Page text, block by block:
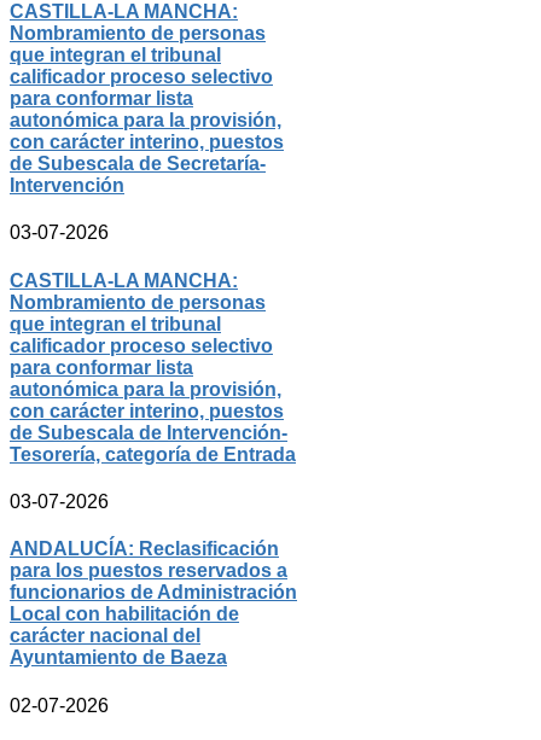
CASTILLA-LA MANCHA:
Nombramiento de personas
que integran el tribunal
calificador proceso selectivo
para conformar lista
autonómica para la provisión,
con carácter interino, puestos
de Subescala de Secretaría-
Intervención
03-07-2026
CASTILLA-LA MANCHA:
Nombramiento de personas
que integran el tribunal
calificador proceso selectivo
para conformar lista
autonómica para la provisión,
con carácter interino, puestos
de Subescala de Intervención-
Tesorería, categoría de Entrada
03-07-2026
ANDALUCÍA: Reclasificación
para los puestos reservados a
funcionarios de Administración
Local con habilitación de
carácter nacional del
Ayuntamiento de Baeza
02-07-2026